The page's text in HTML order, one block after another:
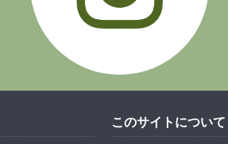
このサイトについて